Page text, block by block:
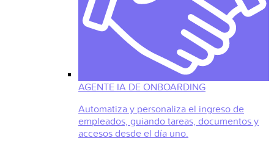
AGENTE IA DE ONBOARDING
Automatiza y personaliza el ingreso de
empleados, guiando tareas, documentos y
accesos desde el día uno.